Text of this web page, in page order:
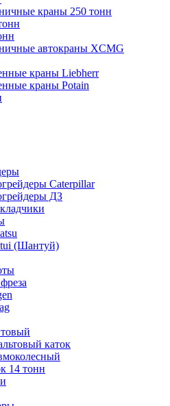
краны 250 тонн
автокраны XCMG
краны Liebherr
краны Potain
Caterpillar
ДЗ
(Шантуй)
каток
14 тонн